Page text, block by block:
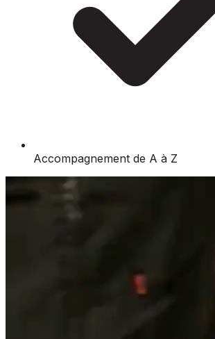
Accompagnement de A à Z